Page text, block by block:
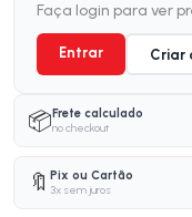
Faça login para ver
Entrar Criar
📦Frete calculado
no checkout
🔖 Pix ou Cartão
3x sem juros